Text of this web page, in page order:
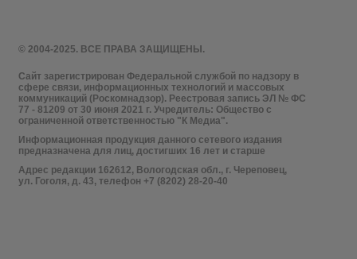
© 2004-2025. ВСЕ ПРАВА ЗАЩИЩЕНЫ.
Сайт зарегистрирован Федеральной службой по надзору в
сфере связи, информационных технологий и массовых
коммуникаций (Роскомнадзор). Реестровая запись ЭЛ № ФС
77 - 81209 от 30 июня 2021 г. Учредитель: Общество с
ограниченной ответственностью "К Медиа".
Информационная продукция данного сетевого издания
предназначена для лиц, достигших 16 лет и старше
Адрес редакции 162612, Вологодская обл., г. Череповец,
ул. Гоголя, д. 43, телефон +7 (8202) 28-20-40